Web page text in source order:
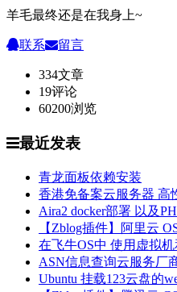
羊毛最终还是在我身上~
联系 留言
334文章
19评论
60200浏览
最近发表
青龙面板依赖安装
香港免备案云服务器 高
Aira2 docker部署 以及
【Zblog插件】阿里云
在飞牛OS中 使用虚拟
ASN信息查询云服务厂
Ubuntu 挂载123云盘的